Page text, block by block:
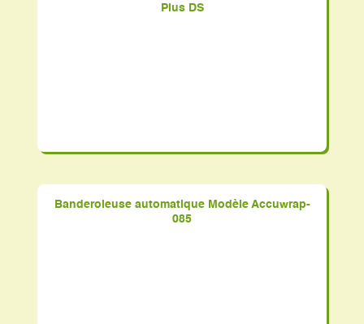
Plus DS
Banderoleuse automatique Modèle Accuwrap-
085